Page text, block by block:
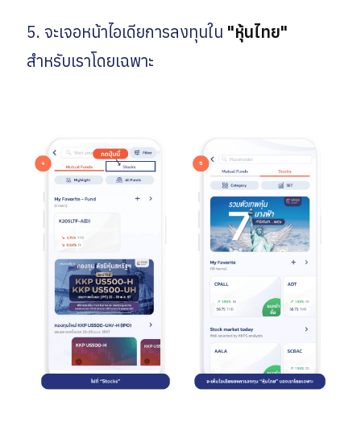
5. จะเจอหน้าไอเดียการลงทุนใน "หุ้นไทย"
สำหรับเราโดยเฉพาะ